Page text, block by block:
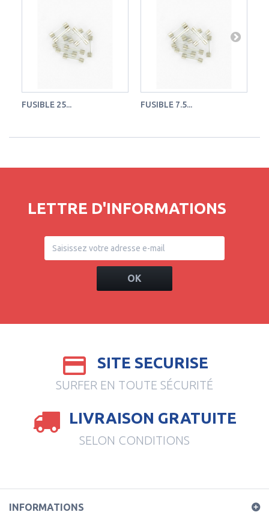
FUSIBLE 25... FUSIBLE 7.5...
LETTRE D'INFORMATIONS
OK
SITE SECURISE
SURFER EN TOUTE SÉCURITÉ
LIVRAISON GRATUITE
SELON CONDITIONS
INFORMATIONS